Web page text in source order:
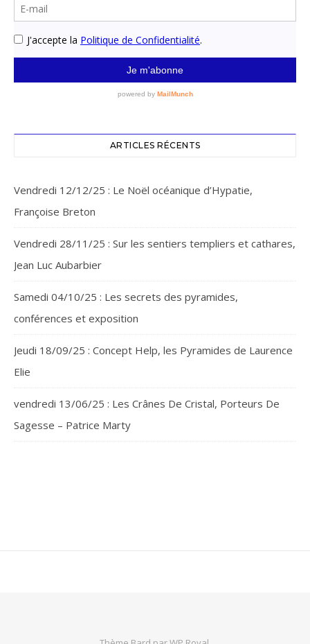
ARTICLES RÉCENTS
Vendredi 12/12/25 : Le Noël océanique d’Hypatie,
Françoise Breton
Vendredi 28/11/25 : Sur les sentiers templiers et cathares,
Jean Luc Aubarbier
Samedi 04/10/25 : Les secrets des pyramides,
conférences et exposition
Jeudi 18/09/25 : Concept Help, les Pyramides de Laurence
Elie
vendredi 13/06/25 : Les Crânes De Cristal, Porteurs De
Sagesse – Patrice Marty